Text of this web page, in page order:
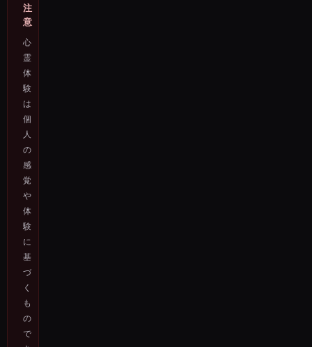
注
意
心
霊
体
験
は
個
人
の
感
覚
や
体
験
に
基
づ
く
も
の
で